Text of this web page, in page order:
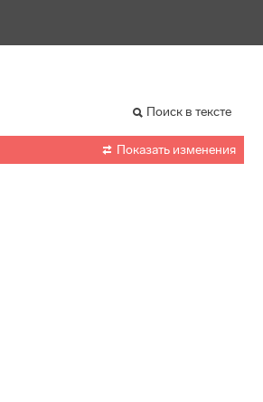
Поиск в тексте
 Показать изменения